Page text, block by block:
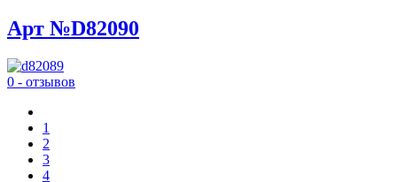
Арт №D82090
0 - отзывов
1
2
3
4